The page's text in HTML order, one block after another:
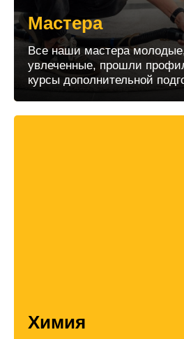
Мастера
Все наши мастера
увлеченные, прошли
курсы дополнительной
Химия